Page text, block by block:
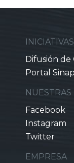
INICIATIVAS
Difusión de
Portal
NUESTRAS
Facebook
Instagram
Twitter
EMPRESA